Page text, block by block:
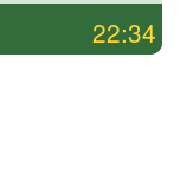
22:34